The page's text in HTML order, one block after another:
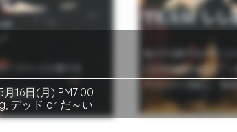
16日(月) PM7:00
, デッド or だ～い